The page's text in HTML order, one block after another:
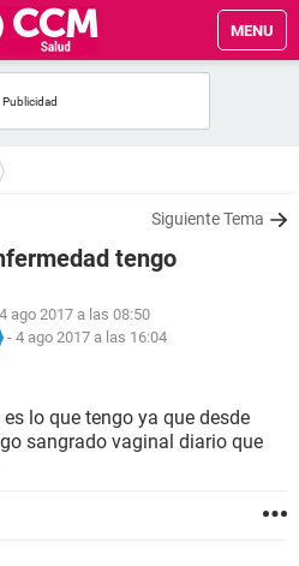
MENU
Siguiente Tema
tengo
ago 2017 a las 08:50
- 4 ago 2017 a las 16:04
lo que tengo ya que desde
sangrado vaginal diario que